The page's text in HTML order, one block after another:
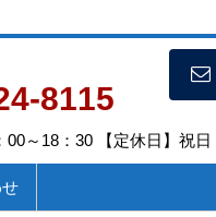
8115
00～18：30 【定休日】祝日